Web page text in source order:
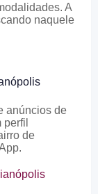
A
naquele
anúncios de
de